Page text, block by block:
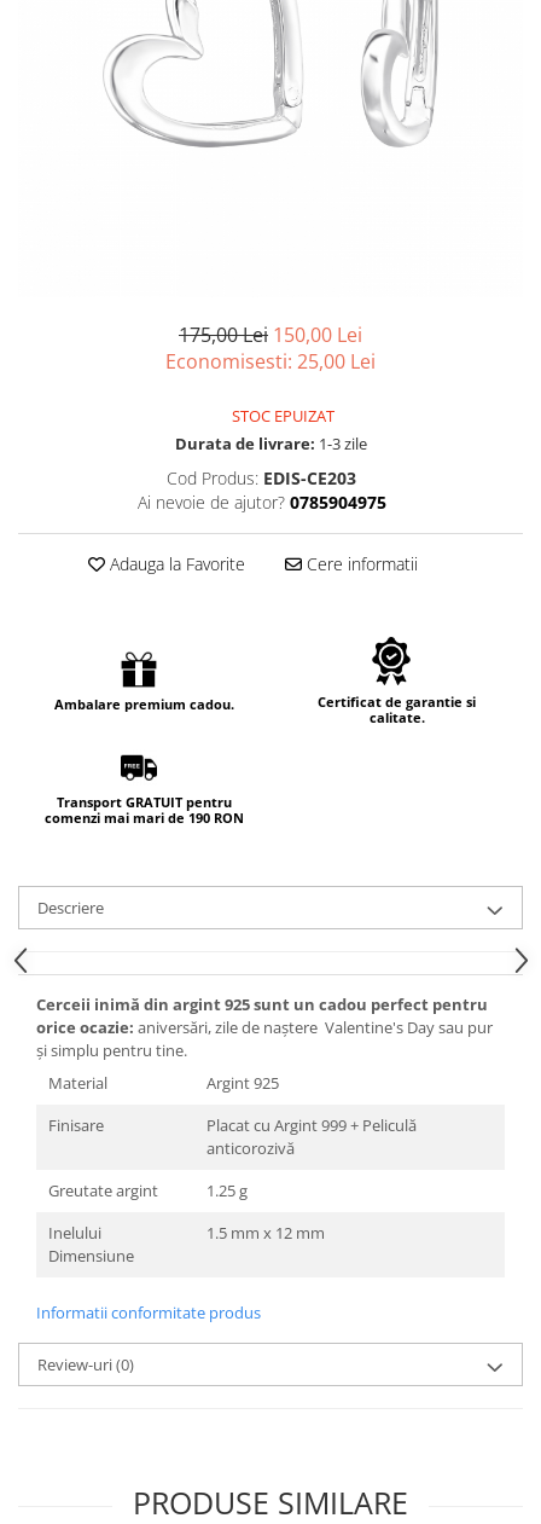
175,00 Lei 150,00 Lei
Economisesti: 25,00 Lei
STOC EPUIZAT
Durata de livrare: 1-3 zile
Cod Produs: EDIS-CE203
Ai nevoie de ajutor? 0785904975
Adauga la Favorite Cere informatii
Ambalare premium cadou.
Certificat de garantie si
calitate.
Transport GRATUIT pentru
comenzi mai mari de 190 RON
Descriere
Cerceii inimă din argint 925 sunt un cadou perfect pentru
orice ocazie: aniversări, zile de naștere Valentine's Day sau pur
și simplu pentru tine.
Material
Argint 925
Finisare
Placat cu Argint 999 + Peliculă
anticorozivă
Greutate argint
1.25 g
Inelului
Dimensiune
1.5 mm x 12 mm
Informatii conformitate produs
Review-uri(0)
PRODUSE SIMILARE